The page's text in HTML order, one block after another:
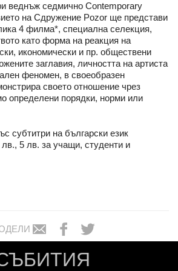
веднъж седмично Contemporary
на Сдружение Pozor ще представи
4 филма*, специална селекция,
като форма на реакция на
икономически и пр. обществени
заглавия, личността на артиста
феномен, в своеобразен
своето отношение чрез
определени порядки, норми или
субтитри на български език
5 лв. за учащи, студенти и